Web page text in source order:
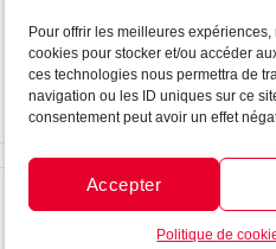
Pour offrir les meilleures
cookies pour stocker et/ou accéder
ces technologies nous permettra de
navigation ou les ID uniques sur ce
consentement peut avoir un effet
Accepter
Politique de
Casquette
À partir